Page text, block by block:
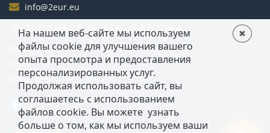
info@2eur.eu
TARTU MNT 7 10145 TALLINN ESTONIA
Telegram
Viber
WhatsApp
На нашем веб-сайте мы используем
файлы cookie для улучшения вашего
опыта просмотра и предоставления
персонализированных услуг.
Продолжая использовать сайт, вы
соглашаетесь с использованием
файлов cookie. Вы можете  узнать
больше о том, как мы используем ваши
✖